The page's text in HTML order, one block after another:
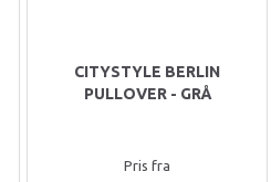
CITYSTYLE BERLIN
PULLOVER - GRÅ
Pris fra